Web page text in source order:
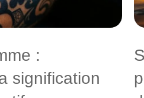
:
signification